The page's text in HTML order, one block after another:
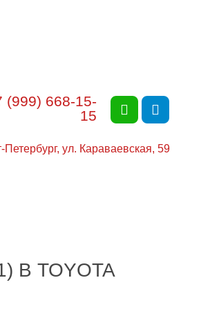
(999) 668-15-
15
Петербург, ул. Караваевская, 59
В TOYOTA